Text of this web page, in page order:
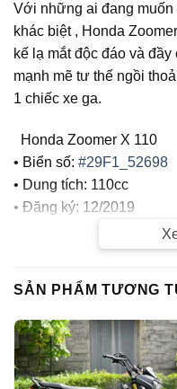
Với những ai đang
khác biệt , Honda
kế lạ mắt độc đáo và
mạnh mẽ tư thế ngồi
1 chiếc xe ga.
Honda Zoomer X 110
• Biển số: #29F1_52698
• Dung tích: 110cc
• Đăng ký: 12/2019
– Giá thành hợp lý
SẢN PHẨM TƯƠNG